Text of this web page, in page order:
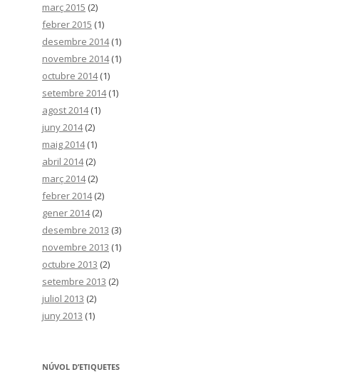
març 2015 (2)
febrer 2015 (1)
desembre 2014(1)
novembre 2014(1)
octubre 2014(1)
setembre 2014(1)
agost 2014(1)
juny 2014(2)
maig 2014(1)
abril 2014(2)
març 2014(2)
febrer 2014(2)
gener 2014(2)
desembre 2013 (3)
novembre 2013 (1)
octubre 2013 (2)
setembre 2013 (2)
juliol 2013 (2)
juny 2013 (1)
NÚVOL D’ETIQUETES